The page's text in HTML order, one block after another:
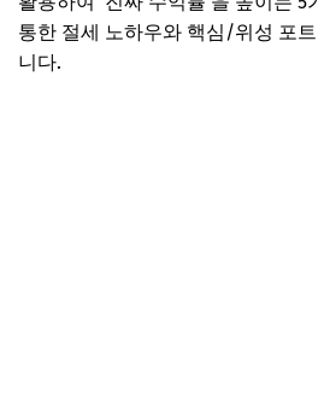
통한 절세 노하우와 핵심/위성 포
니다.